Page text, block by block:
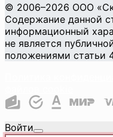
© 2006–2026 ООО
Содержание данной
информационный
не является
положениями статьи
Войти